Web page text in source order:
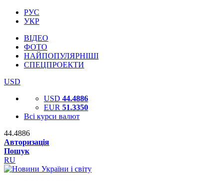
РУС
УКР
ВІДЕО
ФОТО
НАЙПОПУЛЯРНІШІ
СПЕЦПРОЕКТИ
USD
USD 44.4886
EUR 51.3350
Всі курси валют
44.4886
Авторизація
Пошук
RU